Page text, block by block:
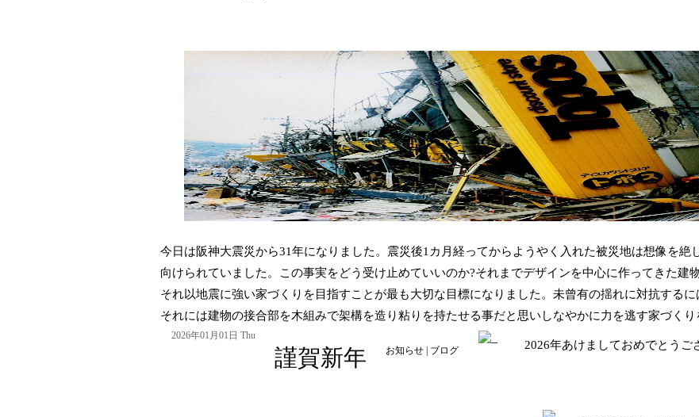
今日は阪神大震災から31年になりました。震災後1カ月経ってからようやく入れた被災地は想像を絶
向けられていました。この事実をどう受け止めていいのか?それまでデザインを中心に作ってきた建
それ以地震に強い家づくりを目指すことが最も大切な目標になりました。未曾有の揺れに対抗するに
それには建物の接合部を木組みで架構を造り粘りを持たせる事だと思いしなやかに力を逃す家づくり
2026年01月01日 Thu
謹賀新年 お知らせ ブログ 2026年あけましておめでとうご